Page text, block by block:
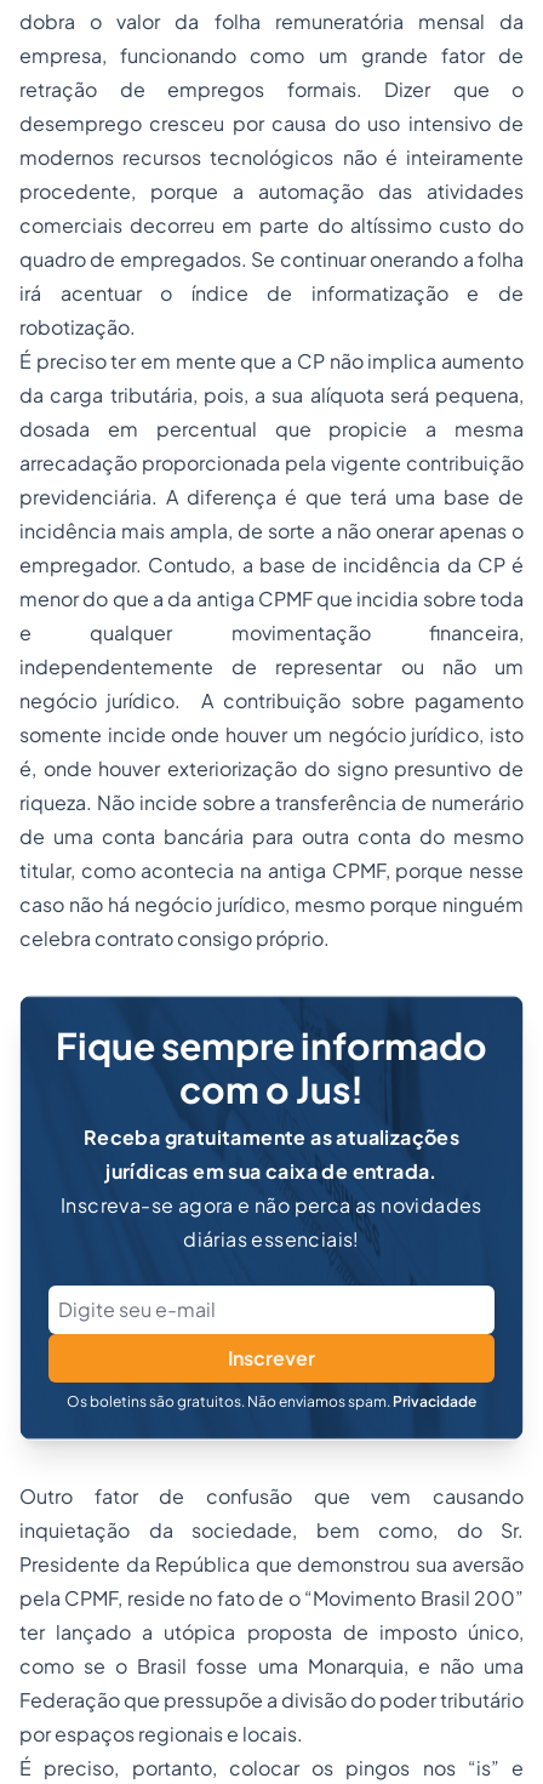
dobra o valor da folha remuneratória mensal da
empresa, funcionando como um grande fator de
retração de empregos formais. Dizer que o
desemprego cresceu por causa do uso intensivo de
modernos recursos tecnológicos não é inteiramente
procedente, porque a automação das atividades
comerciais decorreu em parte do altíssimo custo do
quadro de empregados. Se continuar onerando a folha
irá acentuar o índice de informatização e de
robotização.
É preciso ter em mente que a CP não implica aumento
da carga tributária, pois, a sua alíquota será pequena,
dosada em percentual que propicie a mesma
arrecadação proporcionada pela vigente contribuição
previdenciária. A diferença é que terá uma base de
incidência mais ampla, de sorte a não onerar apenas o
empregador. Contudo, a base de incidência da CP é
menor do que a da antiga CPMF que incidia sobre toda
e qualquer movimentação financeira,
independentemente de representar ou não um
negócio jurídico. A contribuição sobre pagamento
somente incide onde houver um negócio jurídico, isto
é, onde houver exteriorização do signo presuntivo de
riqueza. Não incide sobre a transferência de numerário
de uma conta bancária para outra conta do mesmo
titular, como acontecia na antiga CPMF, porque nesse
caso não há negócio jurídico, mesmo porque ninguém
celebra contrato consigo próprio.
Fique sempre informado
com o Jus!
Receba gratuitamente as atualizações
jurídicas em sua caixa de entrada.
Inscreva-se agora e não perca as novidades
diárias essenciais!
Inscrever
Os boletins são gratuitos. Não enviamos spam. Privacidade
Outro fator de confusão que vem causando
inquietação da sociedade, bem como, do Sr.
Presidente da República que demonstrou sua aversão
pela CPMF, reside no fato de o “Movimento Brasil 200”
ter lançado a utópica proposta de imposto único,
como se o Brasil fosse uma Monarquia, e não uma
Federação que pressupõe a divisão do poder tributário
por espaços regionais e locais.
É preciso, portanto, colocar os pingos nos “is” e